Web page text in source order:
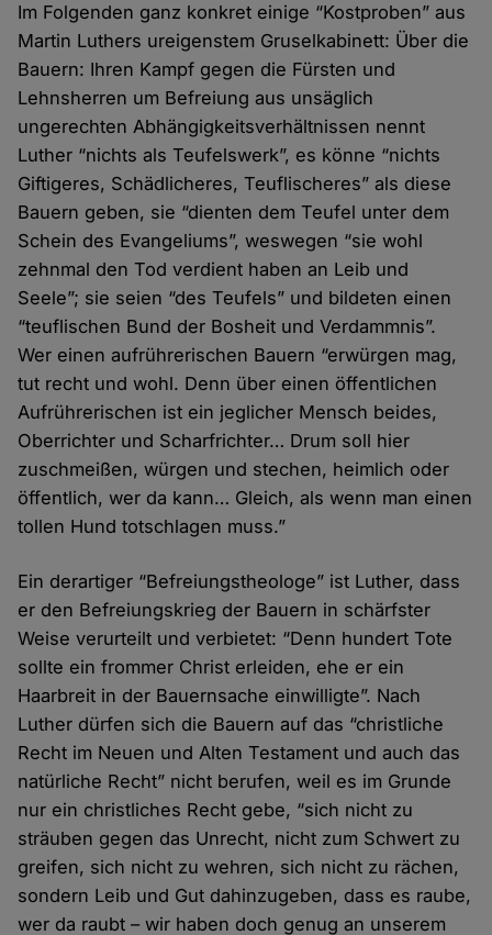
Im Folgenden ganz konkret einige “Kostproben” aus
Martin Luthers ureigenstem Gruselkabinett: Über die
Bauern: Ihren Kampf gegen die Fürsten und
Lehnsherren um Befreiung aus unsäglich
ungerechten Abhängigkeitsverhältnissen nennt
Luther “nichts als Teufelswerk”, es könne “nichts
Giftigeres, Schädlicheres, Teuflischeres” als diese
Bauern geben, sie “dienten dem Teufel unter dem
Schein des Evangeliums”, weswegen “sie wohl
zehnmal den Tod verdient haben an Leib und
Seele”; sie seien “des Teufels” und bildeten einen
“teuflischen Bund der Bosheit und Verdammnis”.
Wer einen aufrührerischen Bauern “erwürgen mag,
tut recht und wohl. Denn über einen öffentlichen
Aufrührerischen ist ein jeglicher Mensch beides,
Oberrichter und Scharfrichter… Drum soll hier
zuschmeißen, würgen und stechen, heimlich oder
öffentlich, wer da kann… Gleich, als wenn man einen
tollen Hund totschlagen muss.”
Ein derartiger “Befreiungstheologe” ist Luther, dass
er den Befreiungskrieg der Bauern in schärfster
Weise verurteilt und verbietet: “Denn hundert Tote
sollte ein frommer Christ erleiden, ehe er ein
Haarbreit in der Bauernsache einwilligte”. Nach
Luther dürfen sich die Bauern auf das “christliche
Recht im Neuen und Alten Testament und auch das
natürliche Recht” nicht berufen, weil es im Grunde
nur ein christliches Recht gebe, “sich nicht zu
sträuben gegen das Unrecht, nicht zum Schwert zu
greifen, sich nicht zu wehren, sich nicht zu rächen,
sondern Leib und Gut dahinzugeben, dass es raube,
wer da raubt – wir haben doch genug an unserem